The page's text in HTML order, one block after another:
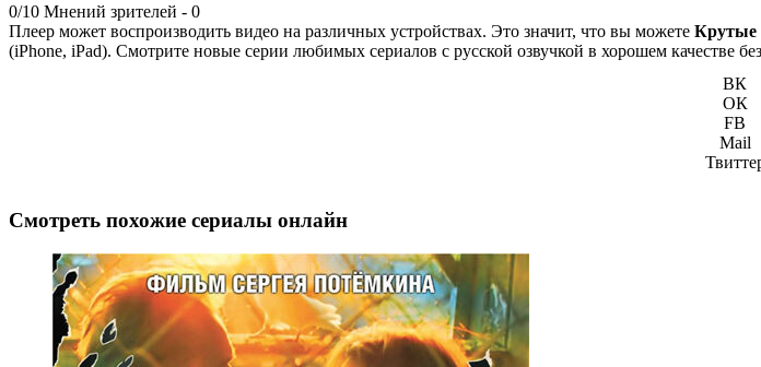
0/10 Мнений зрителей - 0
Плеер может воспроизводить видео на различных устройствах. Это значит, что вы можете Крутые
(iPhone, iPad). Смотрите новые серии любимых сериалов с русской озвучкой в хорошем качестве
ВК
ОК
FB
Mail
Смотреть похожие сериалы онлайн